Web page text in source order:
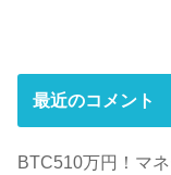
最近のコメント
BTC510万円！マ